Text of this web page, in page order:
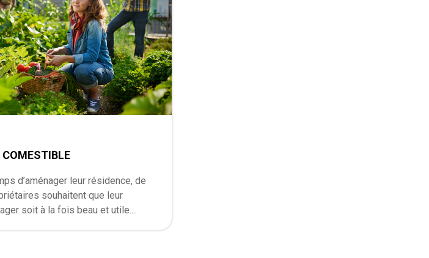
d’aménager leur résidence, de
souhaitent que leur
soit à la fois beau et utile....